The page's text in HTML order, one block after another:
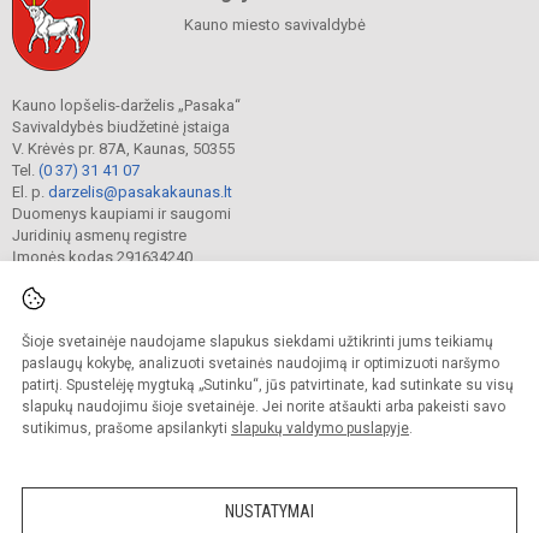
Šioje svetainėje naudojame slapukus siekdami užtikrinti jums teikiamų
paslaugų kokybę, analizuoti svetainės naudojimą ir optimizuoti naršymo
patirtį. Spustelėję mygtuką „Sutinku“, jūs patvirtinate, kad sutinkate su visų
slapukų naudojimu šioje svetainėje. Jei norite atšaukti arba pakeisti savo
sutikimus, prašome apsilankyti slapukų valdymo puslapyje.
NUSTATYMAI
Kauno miesto savivaldybė
Kauno lopšelis-darželis „Pasaka“
Savivaldybės biudžetinė įstaiga
V. Krėvės pr. 87A, Kaunas, 50355
Tel. (0 37) 31 41 07
El. p. darzelis@pasakakaunas.lt
Duomenys kaupiami ir saugomi
Juridinių asmenų registre
Įmonės kodas 291634240
© 2022. Kauno lopšelis-darželis „Pasaka“. Visos teisės saugomos.
Kopijuoti turinį be raštiško įstaigos administracijos sutikimo griežtai draudžiama.
Prieinamumo paraiška Slapukų valdymas
Sumanus būdas atnaujinti